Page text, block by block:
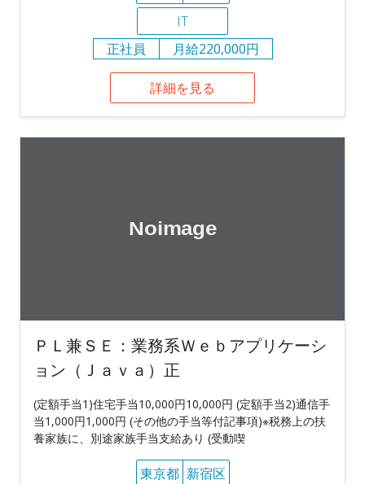
IT
正社員
月給220,000円
詳細を見る
ＰＬ兼ＳＥ：業務系Ｗｅｂアプリケーシ
ョン（Ｊａｖａ）正
(定額手当1)住宅手当10,000円10,000円 (定額手当2)通信手
当1,000円1,000円 (その他の手当等付記事項)※税務上の扶
養家族に、別途家族手当支給あり (受動喫
東京都 新宿区